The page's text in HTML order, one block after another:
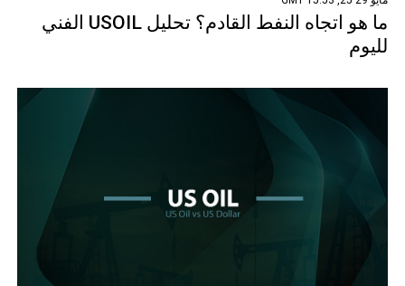
ما هو اتجاه النفط القادم؟ تحليل USOIL الفني
لليوم